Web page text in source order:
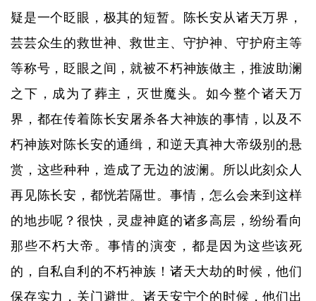
疑是一个眨眼，极其的短暂。陈长安从诸天万界，
芸芸众生的救世神、救世主、守护神、守护府主等
等称号，眨眼之间，就被不朽神族做主，推波助澜
之下，成为了葬主，灭世魔头。如今整个诸天万
界，都在传着陈长安屠杀各大神族的事情，以及不
朽神族对陈长安的通缉，和逆天真神大帝级别的悬
赏，这些种种，造成了无边的波澜。所以此刻众人
再见陈长安，都恍若隔世。事情，怎么会来到这样
的地步呢？很快，灵虚神庭的诸多高层，纷纷看向
那些不朽大帝。事情的演变，都是因为这些该死
的，自私自利的不朽神族！诸天大劫的时候，他们
保存实力，关门避世。诸天安宁个的时候，他们出